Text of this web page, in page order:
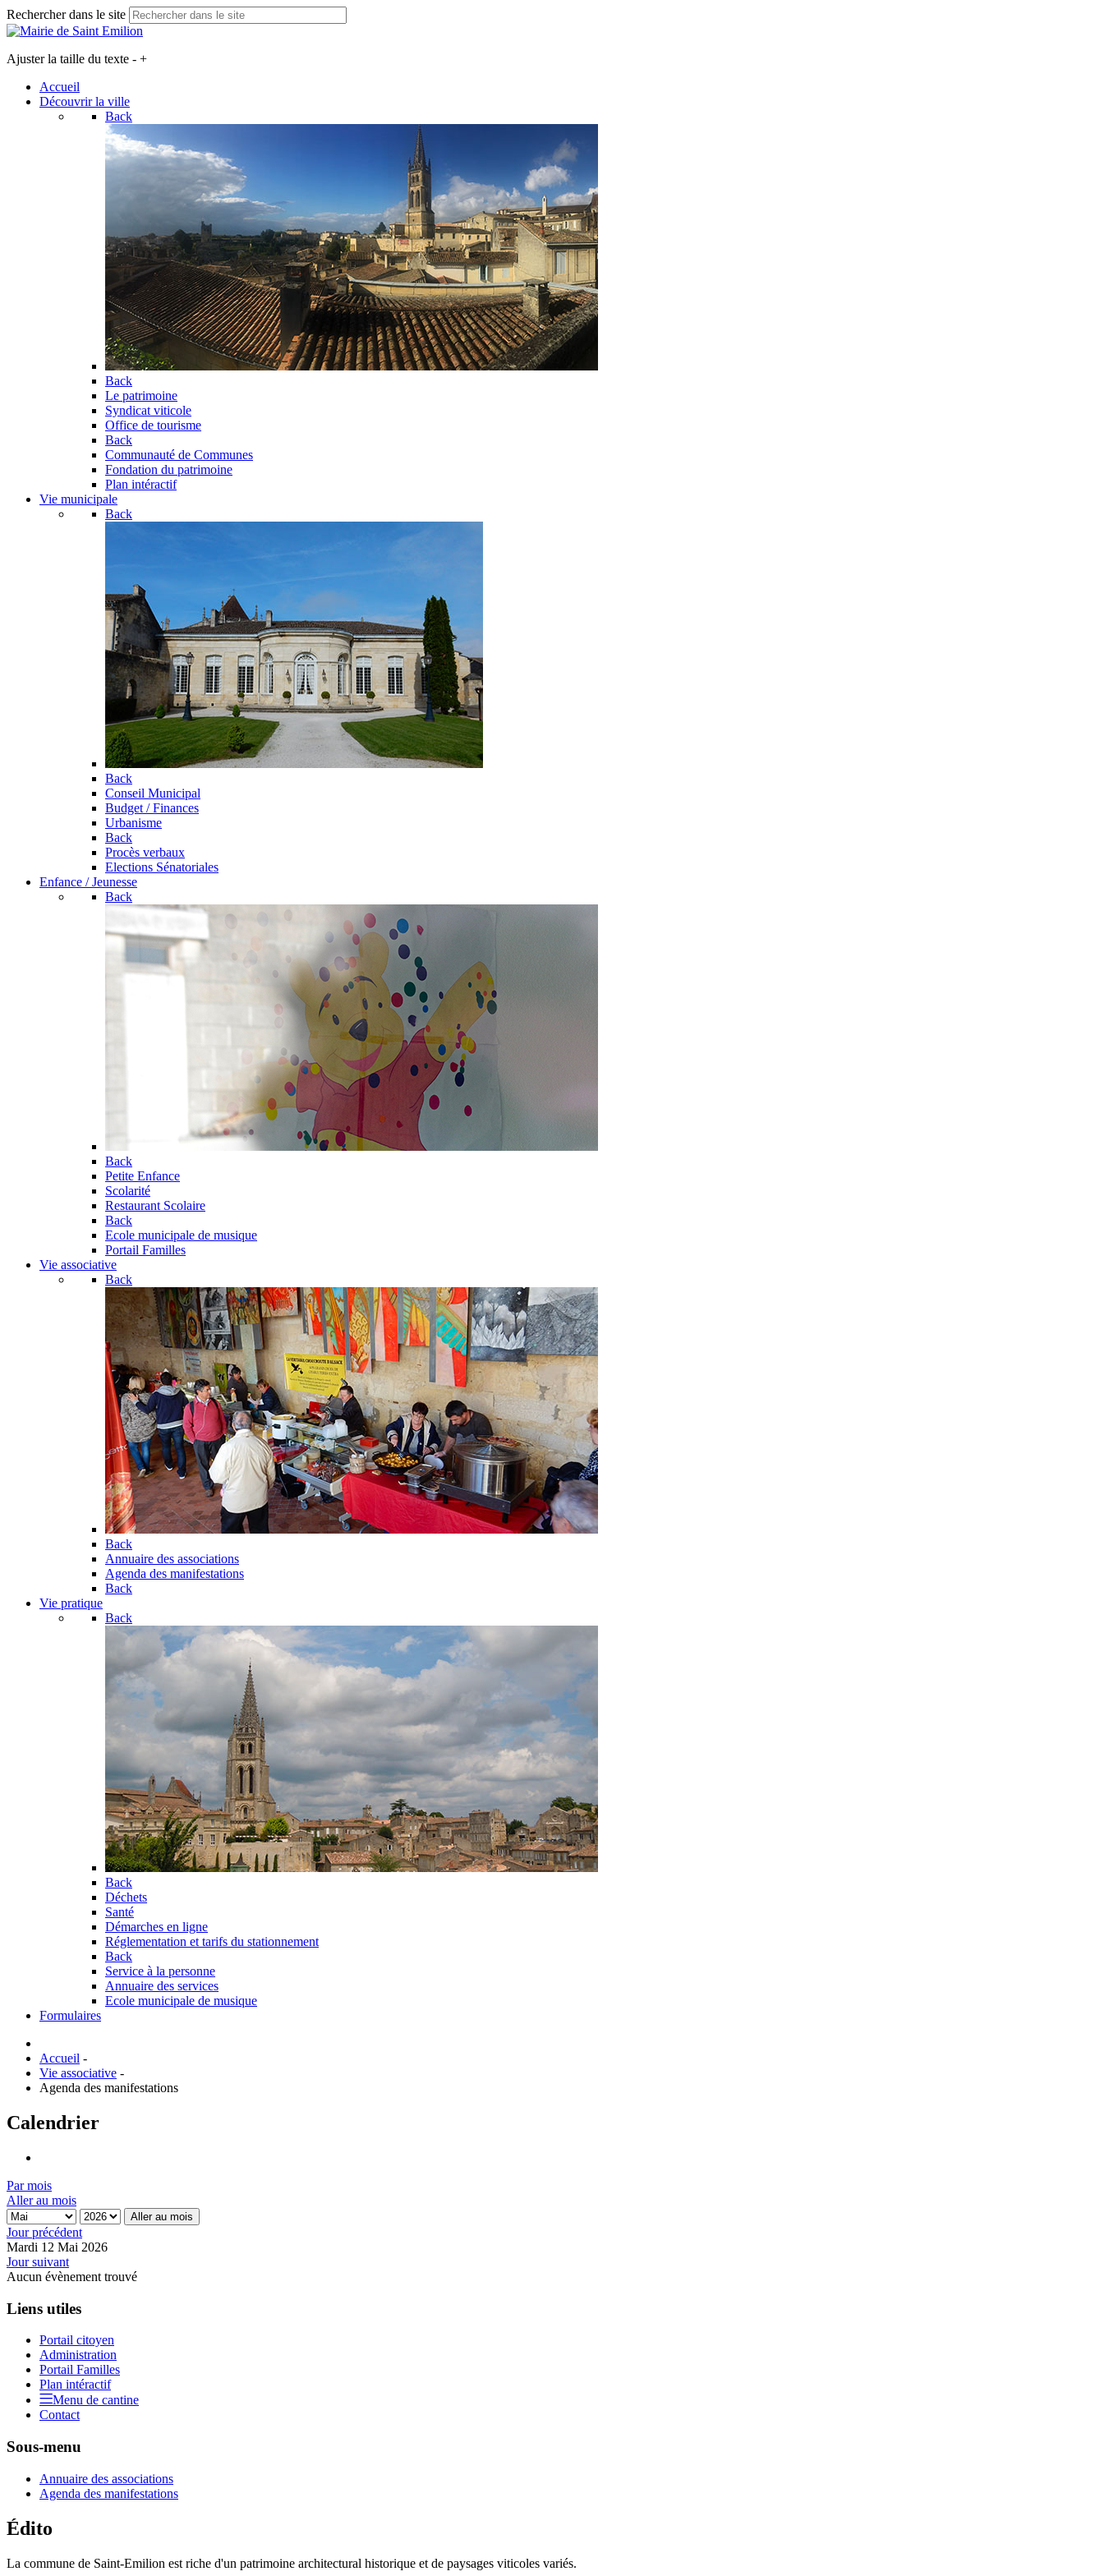
Rechercher dans le site
Ajuster la taille du texte - +
Accueil
Découvrir la ville
Back
Back
Le patrimoine
Syndicat viticole
Office de tourisme
Back
Communauté de Communes
Fondation du patrimoine
Plan intéractif
Vie municipale
Back
Back
Conseil Municipal
Budget / Finances
Urbanisme
Back
Procès verbaux
Elections Sénatoriales
Enfance / Jeunesse
Back
Back
Petite Enfance
Scolarité
Restaurant Scolaire
Back
Ecole municipale de musique
Portail Familles
Vie associative
Back
Back
Annuaire des associations
Agenda des manifestations
Back
Vie pratique
Back
Back
Déchets
Santé
Démarches en ligne
Réglementation et tarifs du stationnement
Back
Service à la personne
Annuaire des services
Ecole municipale de musique
Formulaires
Accueil -
Vie associative -
Agenda des manifestations
Calendrier
Par mois
Aller au mois
Aller au mois
Jour précédent
Mardi 12 Mai 2026
Jour suivant
Aucun évènement trouvé
Liens utiles
Portail citoyen
Administration
Portail Familles
Plan intéractif
Menu de cantine
Contact
Sous-menu
Annuaire des associations
Agenda des manifestations
Édito
La commune de Saint-Emilion est riche d'un patrimoine architectural historique et de paysages viticoles variés.